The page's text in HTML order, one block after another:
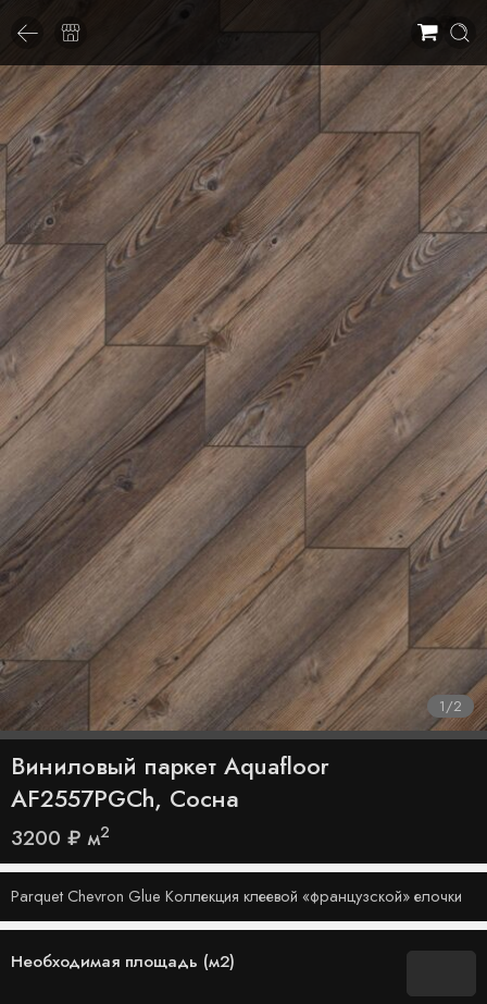
1/2
Виниловый паркет Aquafloor
AF2557PGCh, Сосна
3200 ₽ м2
Parquet Chevron Glue Коллекция клеевой «французской» елочки
Необходимая площадь (м2)